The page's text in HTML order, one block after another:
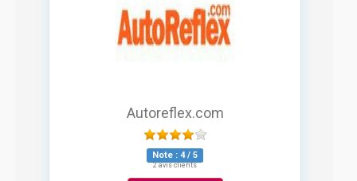
Autoreflex.com
Note : 4/ 5
2 avis clients